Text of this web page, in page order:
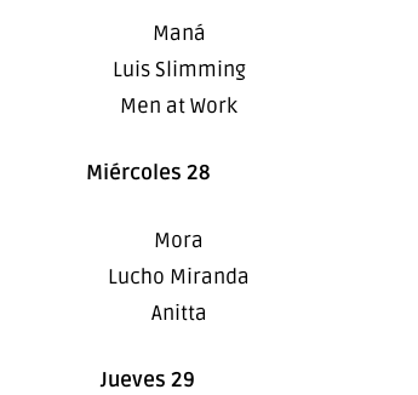
Maná
Luis Slimming
Men at Work
Miércoles 28
Mora
Lucho Miranda
Anitta
Jueves 29